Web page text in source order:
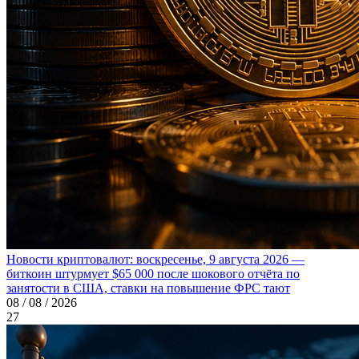
Новости криптовалют: воскресенье, 9 августа 2026 —
биткоин штурмует $65 000 после шокового отчёта по
занятости в США, ставки на повышение ФРС тают
08 / 08 / 2026
27